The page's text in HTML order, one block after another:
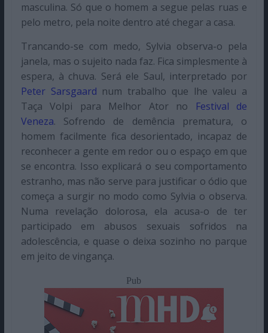
masculina. Só que o homem a segue pelas ruas e
pelo metro, pela noite dentro até chegar a casa.
Trancando-se com medo, Sylvia observa-o pela
janela, mas o sujeito nada faz. Fica simplesmente à
espera, à chuva. Será ele Saul, interpretado por
Peter Sarsgaard num trabalho que lhe valeu a
Taça Volpi para Melhor Ator no
Festival de
Veneza. Sofrendo de demência prematura, o
homem facilmente fica desorientado, incapaz de
reconhecer a gente em redor ou o espaço em que
se encontra. Isso explicará o seu comportamento
estranho, mas não serve para justificar o ódio que
começa a surgir no modo como Sylvia o observa.
Numa revelação dolorosa, ela acusa-o de ter
participado em abusos sexuais sofridos na
adolescência, e quase o deixa sozinho no parque
em jeito de vingança.
Pub